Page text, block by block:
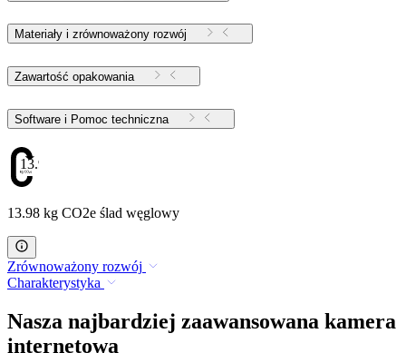
Materiały i zrównoważony rozwój
Zawartość opakowania
Software i Pomoc techniczna
13.98
13.98 kg CO2e ślad węglowy
Zrównoważony rozwój
Charakterystyka
Nasza najbardziej zaawansowana kamera
internetowa